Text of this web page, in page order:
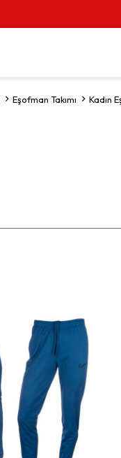
Eşofman Takımı Kadın